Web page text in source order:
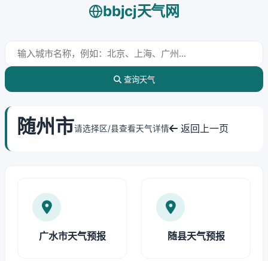
bbjcj天气网
查询天气
随州市请选择区/县查看天气详情 返回上一页
广水市天气预报 随县天气预报